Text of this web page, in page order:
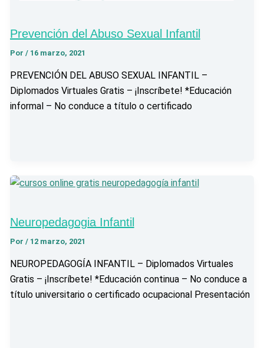
Prevención del Abuso Sexual Infantil
Por / 16 marzo, 2021
PREVENCIÓN DEL ABUSO SEXUAL INFANTIL –
Diplomados Virtuales Gratis – ¡Inscríbete! *Educación
informal – No conduce a título o certificado
Neuropedagogia Infantil
Por / 12 marzo, 2021
NEUROPEDAGOGÍA INFANTIL – Diplomados Virtuales
Gratis – ¡Inscríbete! *Educación continua – No conduce a
título universitario o certificado ocupacional Presentación